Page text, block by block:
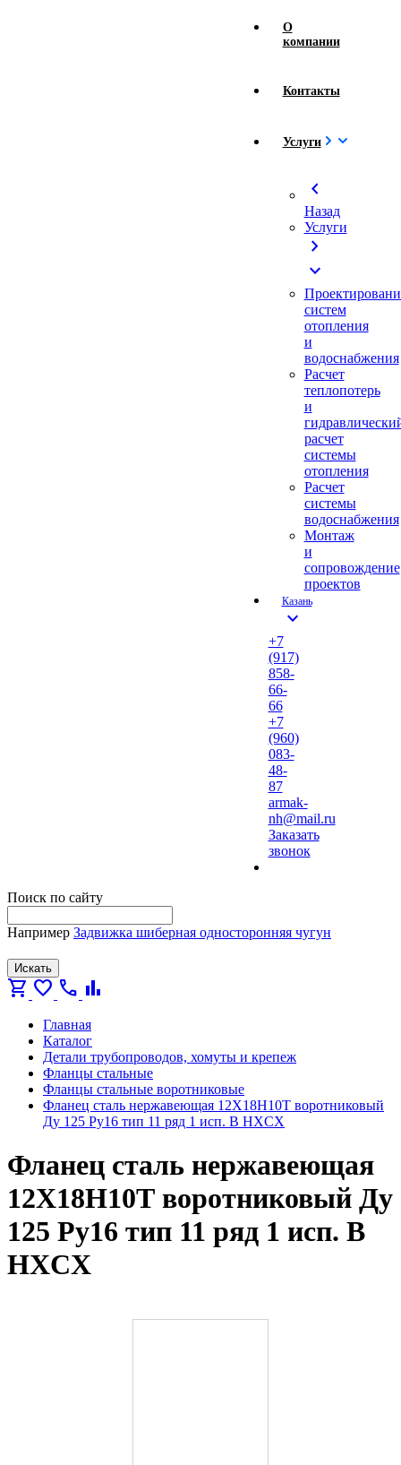
О
компании
Контакты
Услуги
chevron_left
Назад
Услуги
chevron_right
expand_more
систем
отопления
и
водоснабжения
Расчет
теплопотерь
и
расчет
системы
отопления
Расчет
системы
водоснабжения
Монтаж
и
сопровождение
проектов
Казань
expand_more
+7
(917)
858-
66-
66
+7
(960)
083-
48-
87
armak-
nh@mail.ru
Заказать
звонок
Поиск по сайту
Например Задвижка шиберная односторонняя чугун
Искать
shopping_cart favorite call bar_chart
Главная
Каталог
Детали трубопроводов, хомуты и крепеж
Фланцы стальные
Фланцы стальные воротниковые
Фланец сталь нержавеющая 12Х18Н10Т воротниковый
Ду 125 Ру16 тип 11 ряд 1 исп. B HXCX
Фланец сталь нержавеющая
12Х18Н10Т воротниковый Ду
125 Ру16 тип 11 ряд 1 исп. B
HXCX